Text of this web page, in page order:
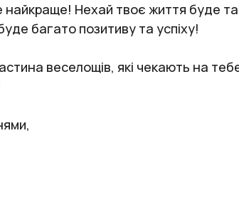
Нехай твоє життя буде
багато позитиву та успіху!
веселощів, які чекають на